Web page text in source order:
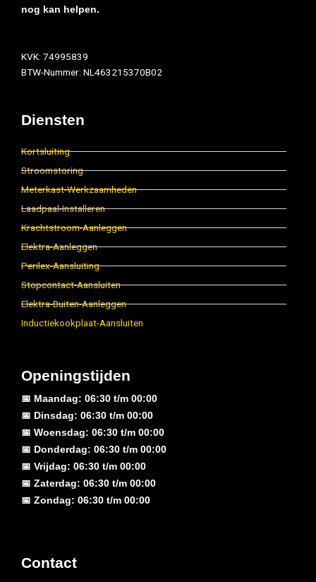
nog kan helpen.
KVK: 74995839
BTW-Nummer: NL463215370B02
Diensten
Kortsluiting
Stroomstoring
Meterkast-Werkzaamheden
Laadpaal-Installeren
Krachtstroom-Aanleggen
Elektra-Aanleggen
Perilex-Aansluiting
Stopcontact-Aansluiten
Elektra-Buiten-Aanleggen
Inductiekookplaat-Aansluiten
Openingstijden
📅 Maandag: 06:30 t/m 00:00
📅 Dinsdag: 06:30 t/m 00:00
📅 Woensdag: 06:30 t/m 00:00
📅 Donderdag: 06:30 t/m 00:00
📅 Vrijdag: 06:30 t/m 00:00
📅 Zaterdag: 06:30 t/m 00:00
📅 Zondag: 06:30 t/m 00:00
Contact